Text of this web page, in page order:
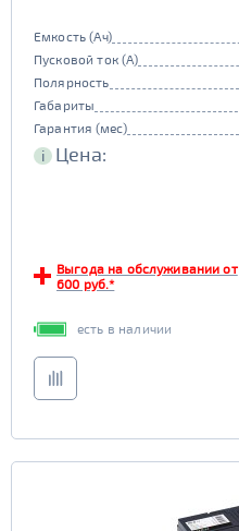
Емкость (Ач)
Пусковой ток (А)
Полярность
Габариты
Гарантия (мес)
i Цена:
Выгода на обслуживании от
600 руб.*
есть в наличии